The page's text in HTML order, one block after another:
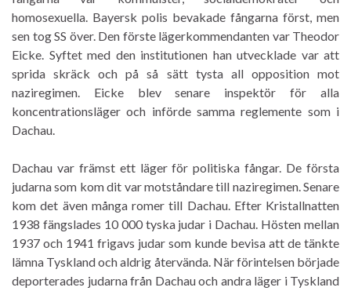
homosexuella. Bayersk polis bevakade fångarna först, men
sen tog SS över. Den förste lägerkommendanten var Theodor
Eicke. Syftet med den institutionen han utvecklade var att
sprida skräck och på så sätt tysta all opposition mot
naziregimen. Eicke blev senare inspektör för alla
koncentrationsläger och införde samma reglemente som i
Dachau.
Dachau var främst ett läger för politiska fångar. De första
judarna som kom dit var motståndare till naziregimen. Senare
kom det även många romer till Dachau. Efter Kristallnatten
1938 fängslades 10 000 tyska judar i Dachau. Hösten mellan
1937 och 1941 frigavs judar som kunde bevisa att de tänkte
lämna Tyskland och aldrig återvända. När förintelsen började
deporterades judarna från Dachau och andra läger i Tyskland